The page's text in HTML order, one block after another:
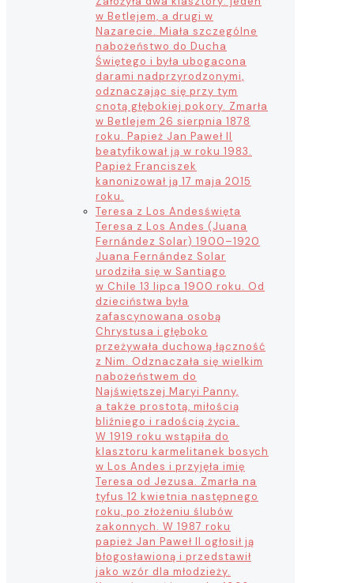
w Betlejem, a drugi w
Nazarecie. Miała szczególne
nabożeństwo do Ducha
Świętego i była ubogacona
darami nadprzyrodzonymi,
odznaczając się przy tym
cnotą głębokiej pokory. Zmarła
w Betlejem 26 sierpnia 1878
roku. Papież Jan Paweł II
beatyfikował ją w roku 1983.
Papież Franciszek
kanonizował ją 17 maja 2015
roku.
Teresa z Los Andesświęta
Teresa z Los Andes (Juana
Fernández Solar) 1900–1920
Juana Fernández Solar
urodziła się w Santiago
w Chile 13 lipca 1900 roku. Od
dzieciństwa była
zafascynowana osobą
Chrystusa i głęboko
przeżywała duchową łączność
z Nim. Odznaczała się wielkim
nabożeństwem do
Najświętszej Maryi Panny,
a także prostotą, miłością
bliźniego i radością życia.
W 1919 roku wstąpiła do
klasztoru karmelitanek bosych
w Los Andes i przyjęła imię
Teresa od Jezusa. Zmarła na
tyfus 12 kwietnia następnego
roku, po złożeniu ślubów
zakonnych. W 1987 roku
papież Jan Paweł II ogłosił ją
błogosławioną i przedstawił
jako wzór dla młodzieży.